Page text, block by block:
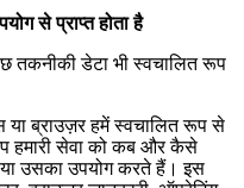
से प्राप्त होता है
तकनीकी डेटा भी स्वचालित रूप
या ब्राउज़र हमें स्वचालित रूप से
हमारी सेवा को कब और कैसे
उसका उपयोग करते हैं। इस